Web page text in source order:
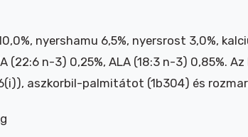
nyershamu 6,5%, nyersrost 3,0%,
(22:6 n-3) 0,25%, ALA (18:3 n-3)
aszkorbil-palmitátot (1b304) és